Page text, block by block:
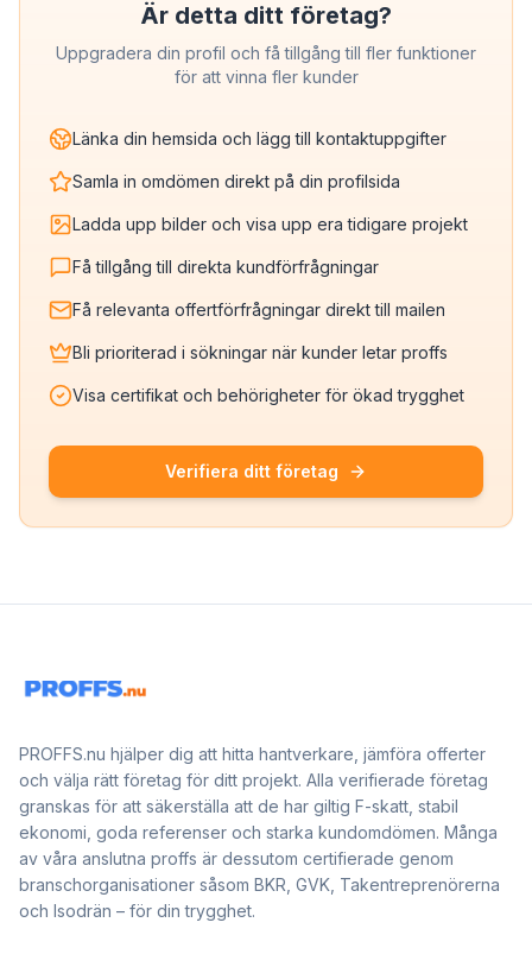
Är detta ditt företag?
Uppgradera din profil och få tillgång till fler funktioner
för att vinna fler kunder
Länka din hemsida och lägg till kontaktuppgifter
Samla in omdömen direkt på din profilsida
Ladda upp bilder och visa upp era tidigare projekt
Få tillgång till direkta kundförfrågningar
Få relevanta offertförfrågningar direkt till mailen
Bli prioriterad i sökningar när kunder letar proffs
Visa certifikat och behörigheter för ökad trygghet
Verifiera ditt företag
PROFFS.nu hjälper dig att hitta hantverkare, jämföra offerter
och välja rätt företag för ditt projekt. Alla verifierade företag
granskas för att säkerställa att de har giltig F-skatt, stabil
ekonomi, goda referenser och starka kundomdömen. Många
av våra anslutna proffs är dessutom certifierade genom
branschorganisationer såsom BKR, GVK, Takentreprenörerna
och Isodrän – för din trygghet.